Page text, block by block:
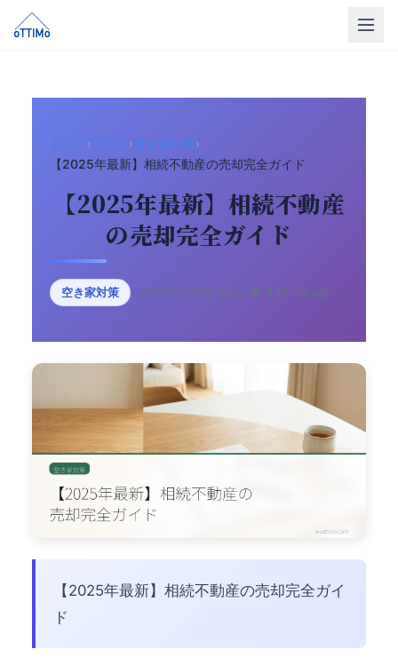
販売物件
LINE相談
トップ›ブログ›空き家対策›
【2025年最新】相続不動産の売却完全ガイド
【2025年最新】相続不動産
の売却完全ガイド
空き家対策 • 2025年10月13日 • 👁️ 341 views
【2025年最新】相続不動産の売却完全ガイ
ド